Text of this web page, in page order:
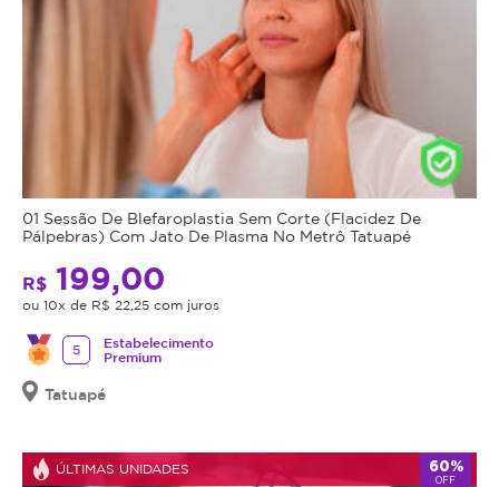
01 Sessão De Blefaroplastia Sem Corte (Flacidez De
Pálpebras) Com Jato De Plasma No Metrô Tatuapé
R$ 199,00
ou 10x de R$ 22,25 com juros
5
Estabelecimento
Premium
Tatuapé
ÚLTIMAS UNIDADES 60%
OFF